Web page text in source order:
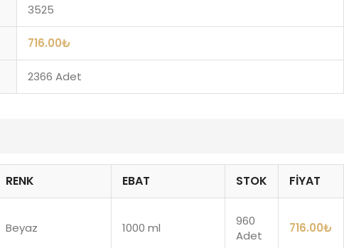
3525
716.00₺
2366 Adet
RENK EBAT STOK FIYAT
Beyaz 1000 ml
960
Adet
716.00₺